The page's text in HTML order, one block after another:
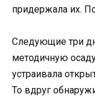
придержала их.
Следующие три
методичную
устраивала
То вдруг